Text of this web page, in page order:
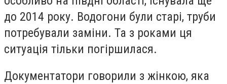
до 2014 року. Водогони були старі, труби
потребували заміни. Та з роками ця
ситуація тільки погіршилася.
Документатори говорили з жінкою, яка